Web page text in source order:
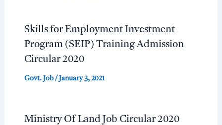
Skills for Employment Investment
Program (SEIP) Training Admission
Circular 2020
Govt. Job/ January 3, 2021
Ministry Of Land Job Circular 2020